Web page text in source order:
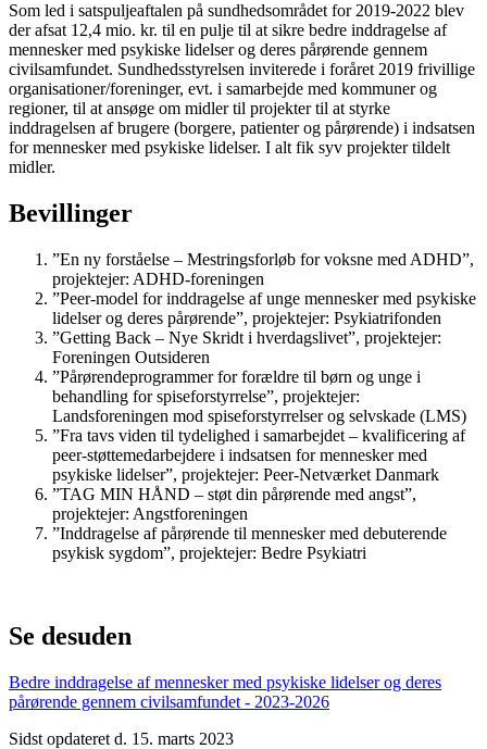
Som led i satspuljeaftalen på sundhedsområdet for 2019-2022 blev
der afsat 12,4 mio. kr. til en pulje til at sikre bedre inddragelse af
mennesker med psykiske lidelser og deres pårørende gennem
civilsamfundet. Sundhedsstyrelsen inviterede i foråret 2019 frivillige
organisationer/foreninger, evt. i samarbejde med kommuner og
regioner, til at ansøge om midler til projekter til at styrke
inddragelsen af brugere (borgere, patienter og pårørende) i indsatsen
for mennesker med psykiske lidelser. I alt fik syv projekter tildelt
midler.
Bevillinger
”En ny forståelse – Mestringsforløb for voksne med ADHD”,
projektejer: ADHD-foreningen
”Peer-model for inddragelse af unge mennesker med psykiske
lidelser og deres pårørende”, projektejer: Psykiatrifonden
”Getting Back – Nye Skridt i hverdagslivet”, projektejer:
Foreningen Outsideren
”Pårørendeprogrammer for forældre til børn og unge i
behandling for spiseforstyrrelse”, projektejer:
Landsforeningen mod spiseforstyrrelser og selvskade (LMS)
”Fra tavs viden til tydelighed i samarbejdet – kvalificering af
peer-støttemedarbejdere i indsatsen for mennesker med
psykiske lidelser”, projektejer: Peer-Netværket Danmark
”TAG MIN HÅND – støt din pårørende med angst”,
projektejer: Angstforeningen
”Inddragelse af pårørende til mennesker med debuterende
psykisk sygdom”, projektejer: Bedre Psykiatri
Se desuden
Bedre inddragelse af mennesker med psykiske lidelser og deres
pårørende gennem civilsamfundet - 2023-2026
Sidst opdateret d. 15. marts 2023